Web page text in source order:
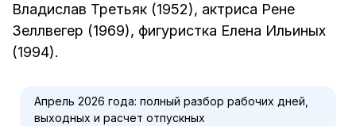
Владислав Третьяк (1952), актриса Рене
Зеллвегер (1969), фигуристка Елена Ильиных
(1994).
Апрель 2026 года: полный разбор рабочих дней,
выходных и расчет отпускных